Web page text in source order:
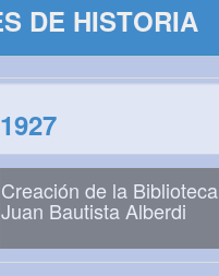
DE HISTORIA
1927
Creación de la Biblioteca
Juan Bautista Alberdi